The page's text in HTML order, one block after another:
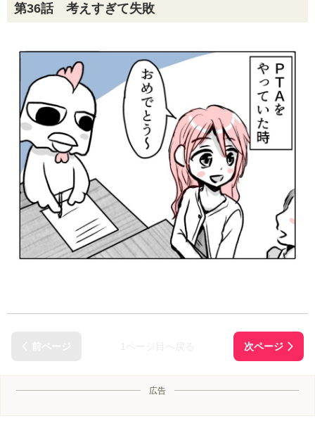
第36話 考えすぎて失敗
広告